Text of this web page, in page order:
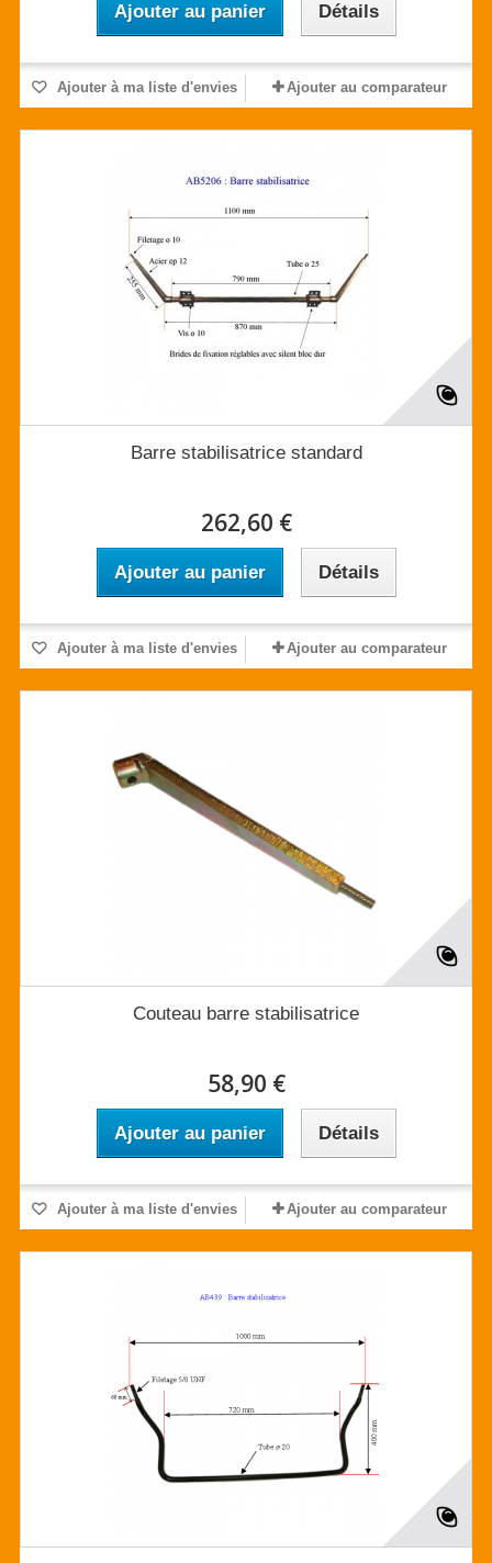
Ajouter au panier Détails
Ajouter à ma liste d'envies Ajouter au comparateur
Barre stabilisatrice standard
262,60 €
Ajouter au panier Détails
Ajouter à ma liste d'envies Ajouter au comparateur
Couteau barre stabilisatrice
58,90 €
Ajouter au panier Détails
Ajouter à ma liste d'envies Ajouter au comparateur